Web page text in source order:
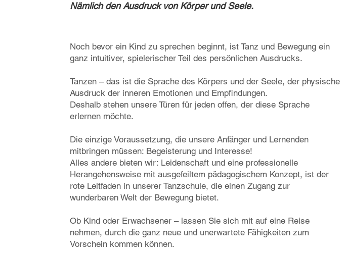
Nämlich den Ausdruck von Körper und Seele.
Noch bevor ein Kind zu sprechen beginnt, ist Tanz und Bewegung ein
ganz intuitiver, spielerischer Teil des persönlichen Ausdrucks.
Tanzen – das ist die Sprache des Körpers und der Seele, der physische
Ausdruck der inneren Emotionen und Empfindungen.
Deshalb stehen unsere Türen für jeden offen, der diese Sprache
erlernen möchte.
Die einzige Voraussetzung, die unsere Anfänger und Lernenden
mitbringen müssen: Begeisterung und Interesse!
Alles andere bieten wir: Leidenschaft und eine professionelle
Herangehensweise mit ausgefeiltem pädagogischem Konzept, ist der
rote Leitfaden in unserer Tanzschule, die einen Zugang zur
wunderbaren Welt der Bewegung bietet.
Ob Kind oder Erwachsener – lassen Sie sich mit auf eine Reise
nehmen, durch die ganz neue und unerwartete Fähigkeiten zum
Vorschein kommen können.